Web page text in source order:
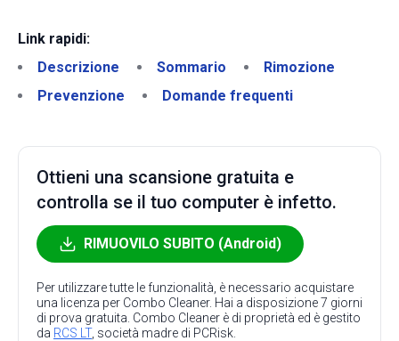
Link rapidi:
Descrizione
Sommario
Rimozione
Prevenzione
Domande frequenti
Ottieni una scansione gratuita e
controlla se il tuo computer è infetto.
RIMUOVILO SUBITO (Android)
Per utilizzare tutte le funzionalità, è necessario acquistare
una licenza per Combo Cleaner. Hai a disposizione 7 giorni
di prova gratuita. Combo Cleaner è di proprietà ed è gestito
da RCS LT, società madre di PCRisk.